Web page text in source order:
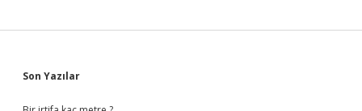
Sidebar
Son Yazılar